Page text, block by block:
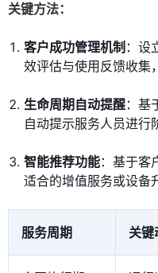
关键方法：
客户成功管理机制 ：设
效评估与使用反馈收集
生命周期自动提醒：基
自动提示服务人员进行
智能推荐功能：基于客
适合的增值服务或设备
服务周期 关键